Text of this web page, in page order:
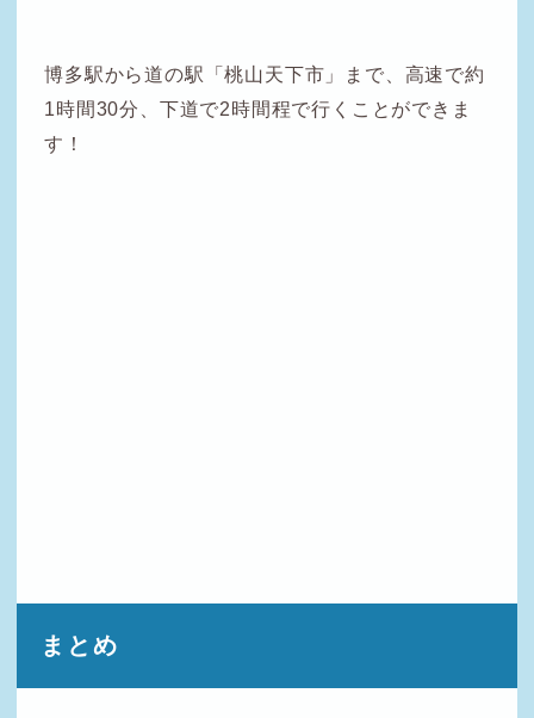
博多駅から道の駅「桃山天下市」まで、高速で約
1時間30分、下道で2時間程で行くことができま
す！
まとめ